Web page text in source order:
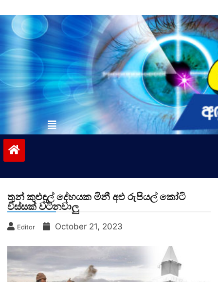
to
contentvinivida.lk
තුන් කුළුඳුල් දේහයක මිනී අළු රුපියල් කෝටි
විස්සක් වටිනවාලු
Editor October 21, 2023